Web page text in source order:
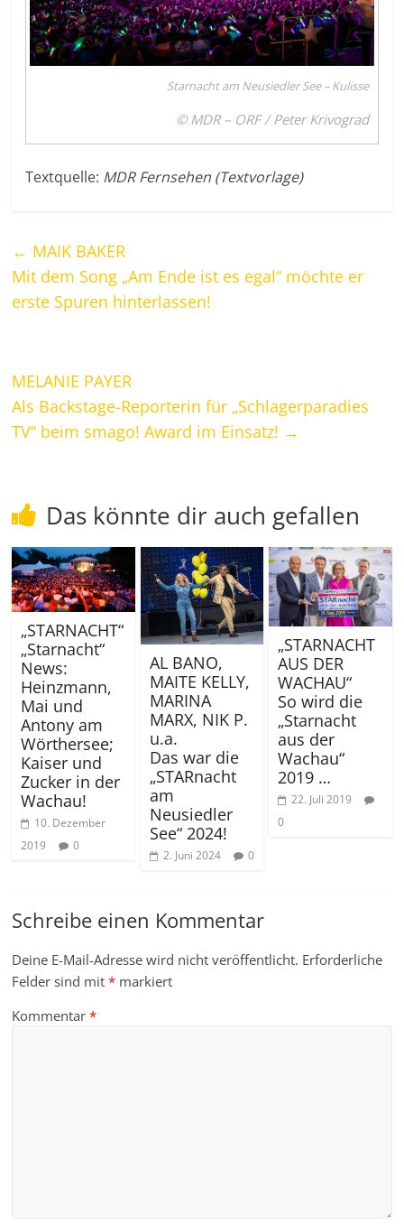
Starnacht am Neusiedler See – Kulisse
© MDR – ORF / Peter Krivograd
Textquelle: MDR Fernsehen (Textvorlage)
← MAIK BAKER
Mit dem Song „Am Ende ist es egal“ möchte er
erste Spuren hinterlassen!
MELANIE PAYER
Als Backstage-Reporterin für „Schlagerparadies
TV“ beim smago! Award im Einsatz! →
Das könnte dir auch gefallen
„STARNACHT“
„Starnacht“
News:
Heinzmann,
Mai und
Antony am
Wörthersee;
Kaiser und
Zucker in der
Wachau!
10. Dezember
2019
0
AL BANO,
MAITE KELLY,
MARINA
MARX, NIK P.
u.a.
Das war die
„STARnacht
am
Neusiedler
See“ 2024!
2. Juni 2024 0
„STARNACHT
AUS DER
WACHAU“
So wird die
„Starnacht
aus der
Wachau“
2019 …
22. Juli 2019
0
Schreibe einen Kommentar
Deine E-Mail-Adresse wird nicht veröffentlicht. Erforderliche
Felder sind mit* markiert
Kommentar*